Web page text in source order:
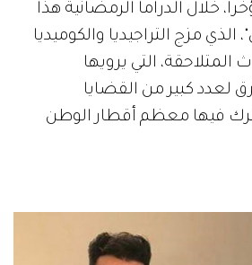
خلال الدراما الرمضانية هذا
مزج التراجيديا والكوميديا
المتلاحقة، التي يرويها
لعدد كبير من القضايا
فيها معظم أقطار الوطن